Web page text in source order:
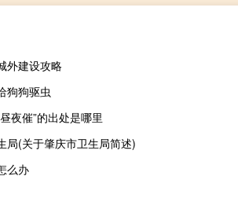
外建设攻略
狗狗驱虫
夜催”的出处是哪里
局(关于肇庆市卫生局简述)
么办